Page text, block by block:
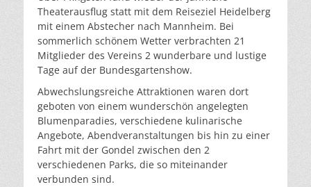
Theaterausflug statt mit dem Reiseziel Heidelberg
mit einem Abstecher nach Mannheim. Bei
sommerlich schönem Wetter verbrachten 21
Mitglieder des Vereins 2 wunderbare und lustige
Tage auf der Bundesgartenshow.
Abwechslungsreiche Attraktionen waren dort
geboten von einem wunderschön angelegten
Blumenparadies, verschiedene kulinarische
Angebote, Abendveranstaltungen bis hin zu einer
Fahrt mit der Gondel zwischen den 2
verschiedenen Parks, die so miteinander
verbunden sind.